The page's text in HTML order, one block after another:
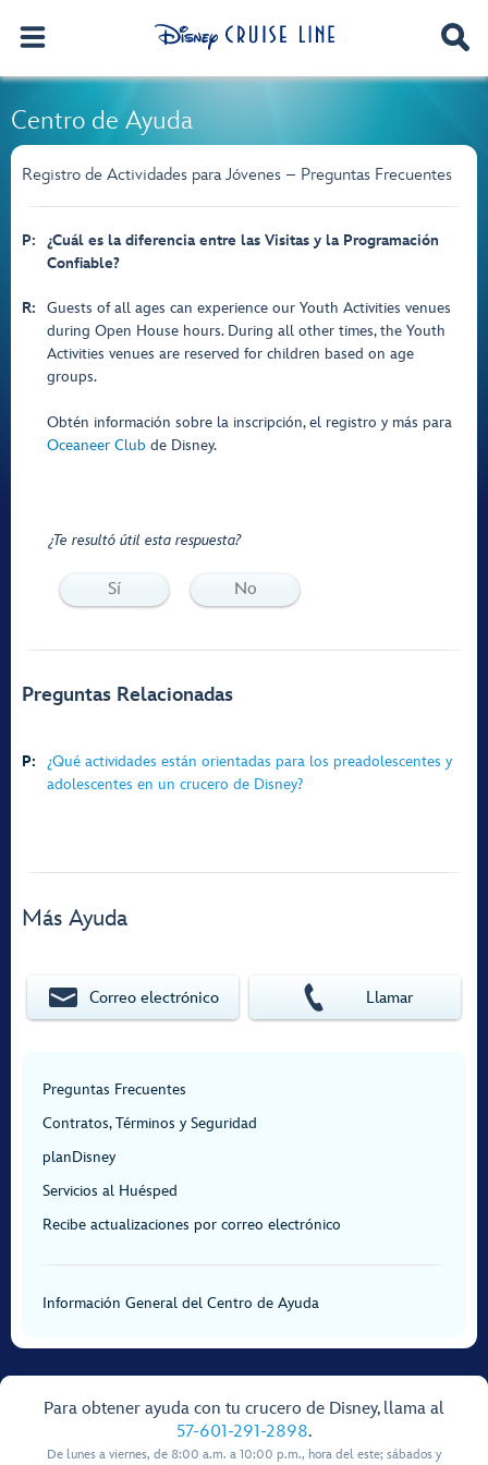
Centro de Ayuda
Registro de Actividades para Jóvenes – Preguntas Frecuentes
P:
¿Cuál es la diferencia entre las Visitas y la Programación
Confiable?
R:
Guests of all ages can experience our Youth Activities venues
during Open House hours. During all other times, the Youth
Activities venues are reserved for children based on age
groups.
Obtén información sobre la inscripción, el registro y más para
Oceaneer Club de Disney.
¿Te resultó útil esta respuesta?
Sí No
Preguntas Relacionadas
P:
¿Qué actividades están orientadas para los preadolescentes y
adolescentes en un crucero de Disney?
Más Ayuda
Correo electrónico Llamar
Preguntas Frecuentes
Contratos, Términos y Seguridad
planDisney
Servicios al Huésped
Recibe actualizaciones por correo electrónico
Información General del Centro de Ayuda
Para obtener ayuda con tu crucero de Disney, llama al
57-601-291-2898.
De lunes a viernes, de 8:00 a.m. a 10:00 p.m., hora del este; sábados y